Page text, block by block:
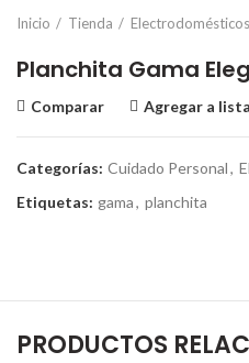
Inicio Tienda Electrodomésticos
Planchita Gama
Comparar Agregar a
Categorías: Cuidado Personal,
Etiquetas: gama, planchita
PRODUCTOS